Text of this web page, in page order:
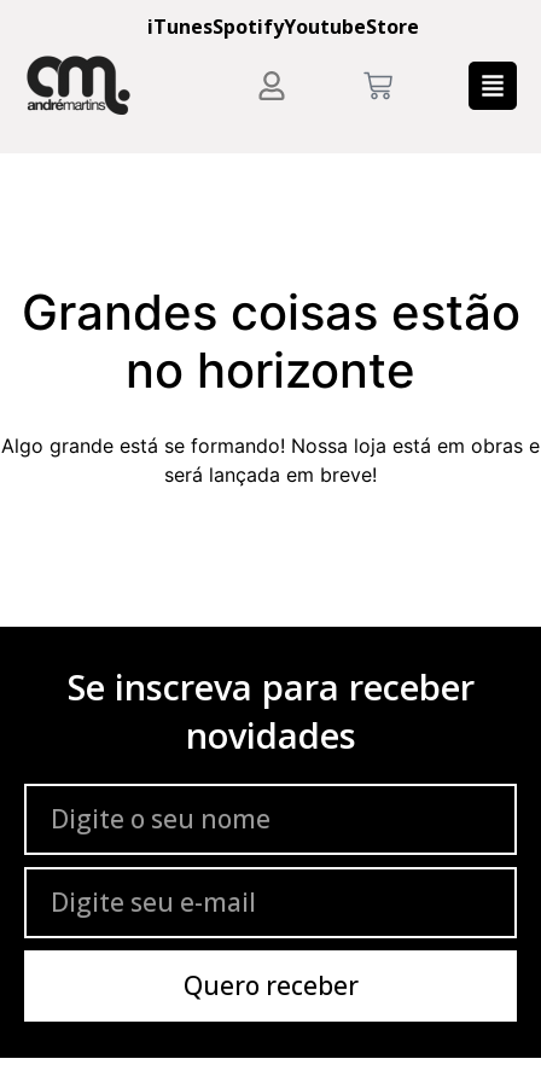
iTunesSpotifyYoutubeStore
Grandes coisas estão
no horizonte
Algo grande está se formando! Nossa loja está em obras e
será lançada em breve!
Se inscreva para receber
novidades
Quero receber